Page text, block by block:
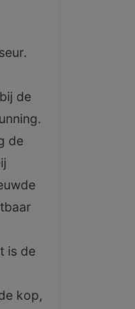
de
de
is de
kop,